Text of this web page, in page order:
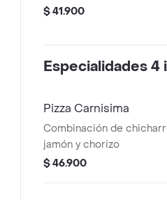
$ 41.900
Especialidades
Pizza Carnisima
Combinación de
jamón y chorizo
$ 46.900